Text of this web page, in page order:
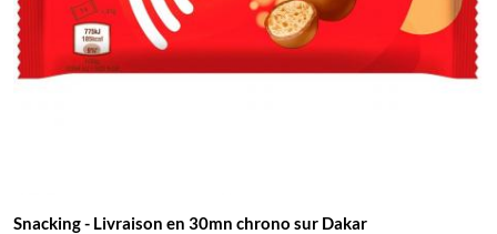
Snacking- Livraison en 30mn chrono sur Dakar